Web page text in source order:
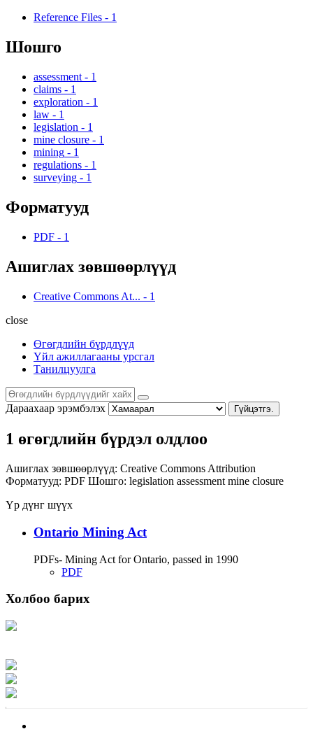
Reference Files - 1
Шошго
assessment - 1
claims - 1
exploration - 1
law - 1
legislation - 1
mine closure - 1
mining - 1
regulations - 1
surveying - 1
Форматууд
PDF - 1
Ашиглах зөвшөөрлүүд
Creative Commons At... - 1
close
Өгөгдлийн бүрдлүүд
Үйл ажиллагааны урсгал
Танилцуулга
Дараахаар эрэмбэлэх Гүйцэтгэ.
1 өгөгдлийн бүрдэл олдлоо
Ашиглах зөвшөөрлүүд: Creative Commons Attribution
Форматууд: PDF Шошго: legislation assessment mine closure
Үр дүнг шүүх
Ontario Mining Act
PDFs- Mining Act for Ontario, passed in 1990
PDF
Холбоо барих